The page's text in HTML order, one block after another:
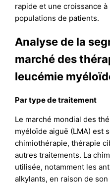
rapide et une croissance
populations de patients.
Analyse de la
marché des
leucémie
Par type de traitement
Le marché mondial des
myéloïde aiguë (LMA) est
chimiothérapie, thérapie
autres traitements. La
utilisée, notamment les
alkylants, en raison de